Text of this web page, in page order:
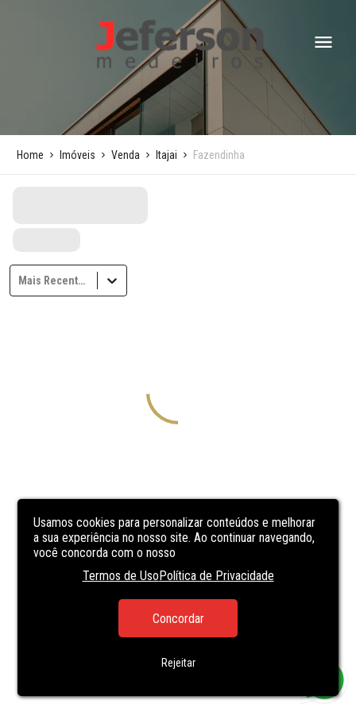
Usamos cookies para personalizar conteúdos e melhorar
a sua experiência no nosso site. Ao continuar navegando,
você concorda com o nosso
Termos de UsoPolítica de Privacidade
Concordar
Rejeitar
Home Imóveis Venda Itajai Fazendinha
Mais Recentes